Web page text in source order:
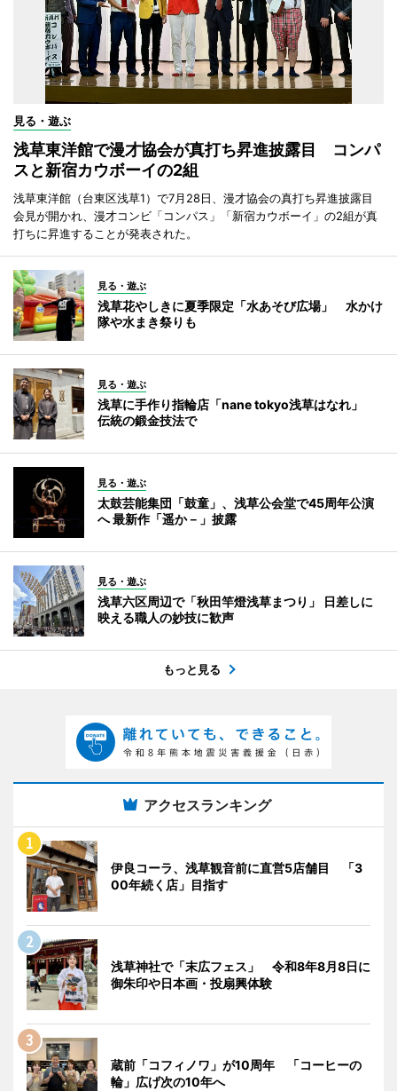
見る・遊ぶ
浅草東洋館で漫才協会が真打ち昇進披露目 コンパ
スと新宿カウボーイの2組
浅草東洋館（台東区浅草1）で7月28日、漫才協会の真打ち昇進披露目
会見が開かれ、漫才コンビ「コンパス」「新宿カウボーイ」の2組が真
打ちに昇進することが発表された。
見る・遊ぶ
浅草花やしきに夏季限定「水あそび広場」 水かけ
隊や水まき祭りも
見る・遊ぶ
浅草に手作り指輪店「nane tokyo浅草はなれ」
伝統の鍛金技法で
見る・遊ぶ
太鼓芸能集団「鼓童」、浅草公会堂で45周年公演
へ 最新作「遥か－」披露
見る・遊ぶ
浅草六区周辺で「秋田竿燈浅草まつり」 日差しに
映える職人の妙技に歓声
もっと見る
アクセスランキング
伊良コーラ、浅草観音前に直営5店舗目 「3
00年続く店」目指す
浅草神社で「末広フェス」 令和8年8月8日に
御朱印や日本画・投扇興体験
蔵前「コフィノワ」が10周年 「コーヒーの
輪」広げ次の10年へ